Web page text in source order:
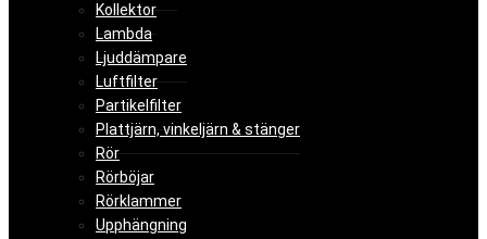
Kollektor
Lambda
Ljuddämpare
Luftfilter
Partikelfilter
Plattjärn, vinkeljärn & stänger
Rör
Rörböjar
Rörklammer
Upphängning